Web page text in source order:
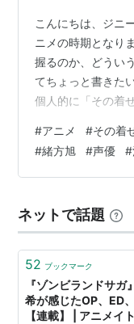
こんにちは、ジニ
ニメの時期となり
握るのか、どうい
てちょっと書きた
個人的に「その着
2でしたが、3年と
でした。 中でも一
希）ですね。 河瀬
らしい演技でした
汚ねぇ声（誉め言
#アニメ #その着
#緒方旭 #声優 #
ネットで話題
52 ブックマーク
『ゾンビランドサ
希が感じたOP、ED
【連載】 | アニメイ